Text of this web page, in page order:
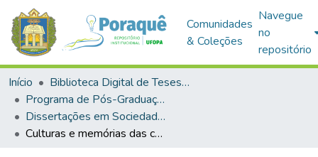
Comunidades
& Coleções
Navegue
no
repositório
Início
Biblioteca Digital de Teses e Dissertações (BDTD)
Programa de Pós-Graduação em Sociedade, Ambiente e Qualidade de Vida (PPGSAQ)
Dissertações em Sociedade, Ambiente e Qualidade de Vida (Mestrado)
Culturas e memórias das comunidades de quilombo da Amazônia: um passado revisto a partir do presente